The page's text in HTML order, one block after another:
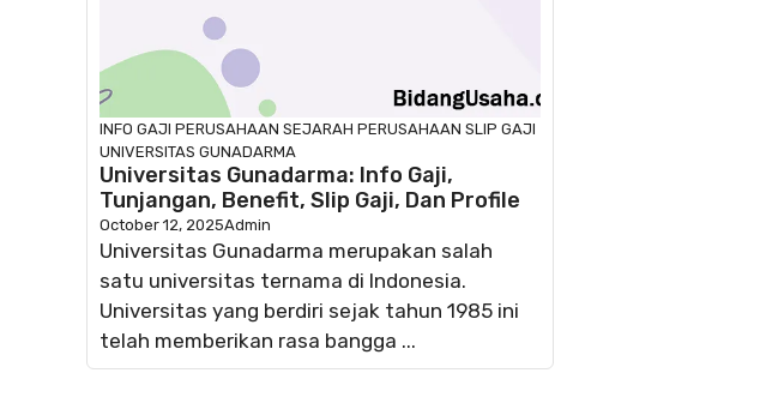
INFO GAJI PERUSAHAAN SEJARAH PERUSAHAAN SLIP GAJI
UNIVERSITAS GUNADARMA
Universitas Gunadarma: Info Gaji,
Tunjangan, Benefit, Slip Gaji, Dan Profile
October 12, 2025Admin
Universitas Gunadarma merupakan salah
satu universitas ternama di Indonesia.
Universitas yang berdiri sejak tahun 1985 ini
telah memberikan rasa bangga ...